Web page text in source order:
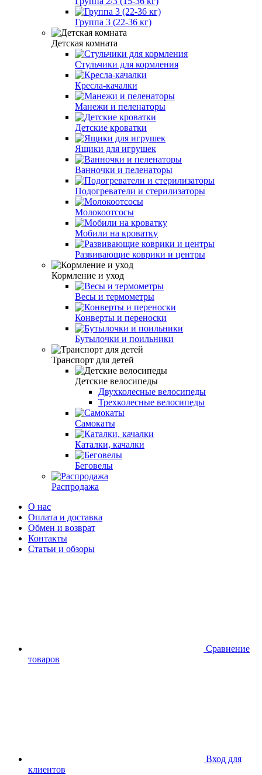
Группа 3 (22-36 кг)
Детская комната
Стульчики для кормления
Кресла-качалки
Манежи и пеленаторы
Детские кроватки
Ящики для игрушек
Ванночки и пеленаторы
Подогреватели и стерилизаторы
Молокоотсосы
Мобили на кроватку
Развивающие коврики и центры
Кормление и уход
Весы и термометры
Конверты и переноски
Бутылочки и поильники
Транспорт для детей
Детские велосипеды
Двухколесные велосипеды
Трехколесные велосипеды
Самокаты
Каталки, качалки
Беговелы
Распродажа
О нас
Оплата и доставка
Обмен и возврат
Контакты
Статьи и обзоры
Сравнение
товаров
Вход для
клиентов